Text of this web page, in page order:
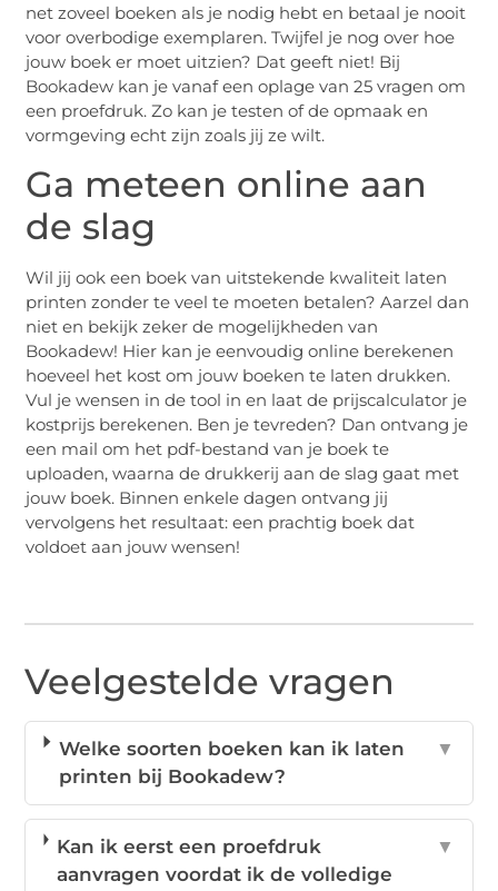
net zoveel boeken als je nodig hebt en betaal je nooit
voor overbodige exemplaren. Twijfel je nog over hoe
jouw boek er moet uitzien? Dat geeft niet! Bij
Bookadew kan je vanaf een oplage van 25 vragen om
een proefdruk. Zo kan je testen of de opmaak en
vormgeving echt zijn zoals jij ze wilt.
Ga meteen online aan
de slag
Wil jij ook een boek van uitstekende kwaliteit laten
printen zonder te veel te moeten betalen? Aarzel dan
niet en bekijk zeker de mogelijkheden van
Bookadew! Hier kan je eenvoudig online berekenen
hoeveel het kost om jouw boeken te laten drukken.
Vul je wensen in de tool in en laat de prijscalculator je
kostprijs berekenen. Ben je tevreden? Dan ontvang je
een mail om het pdf-bestand van je boek te
uploaden, waarna de drukkerij aan de slag gaat met
jouw boek. Binnen enkele dagen ontvang jij
vervolgens het resultaat: een prachtig boek dat
voldoet aan jouw wensen!
Veelgestelde vragen
Welke soorten boeken kan ik laten
printen bij Bookadew?
▼
Kan ik eerst een proefdruk
aanvragen voordat ik de volledige
▼